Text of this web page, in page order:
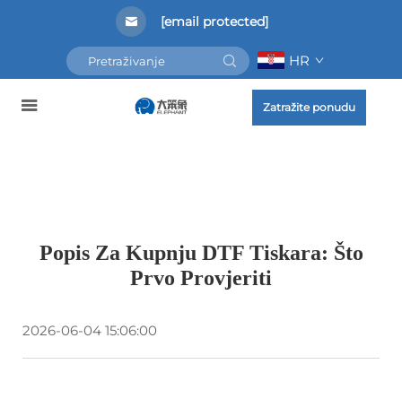
[email protected]
HR
Zatražite ponudu
Popis Za Kupnju DTF Tiskara: Što
Prvo Provjeriti
2026-06-04 15:06:00